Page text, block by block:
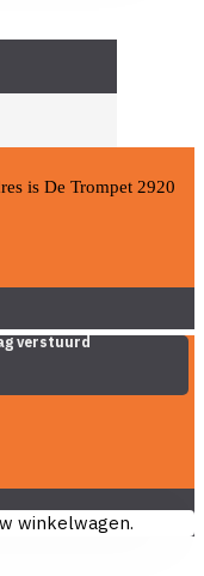
is De Trompet 2920
verstuurd
winkelwagen.